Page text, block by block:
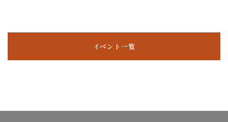
イベント一覧